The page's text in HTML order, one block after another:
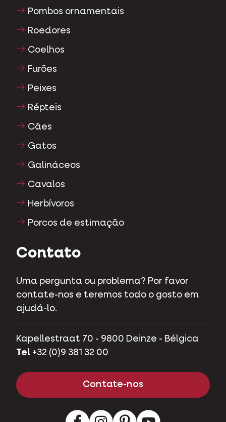
Pombos ornamentais
Roedores
Coelhos
Furões
Peixes
Répteis
Cães
Gatos
Galináceos
Cavalos
Herbívoros
Porcos de estimação
Contato
Uma pergunta ou problema? Por favor
contate-nos e teremos todo o gosto em
ajudá-lo.
Kapellestraat 70 - 9800 Deinze - Bélgica
Tel +32 (0)9 381 32 00
Contate-nos
FacebookInstagram
LinkedInYoutube